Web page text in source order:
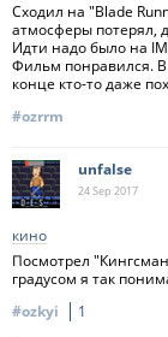
Сходил на "Blade
атмосферы потерял,
Идти надо было на
Фильм понравился.
конце кто-то даже
#ozrrm
unfalse
24 Sep 2017
кино
Посмотрел
градусом я так
#ozkyi
1